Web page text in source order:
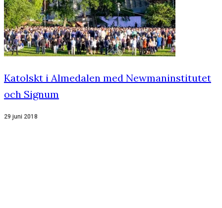
Katolskt i Almedalen med Newmaninstitutet
och Signum
29 juni 2018